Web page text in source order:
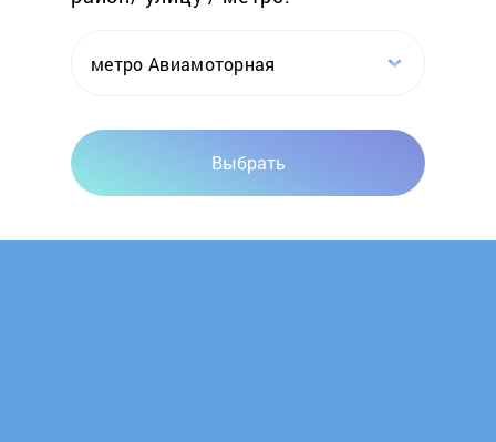
Fulgor Milano
Gastrorag
Gefest
метро Авиамоторная
Выбрать